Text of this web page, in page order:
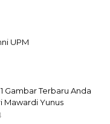
UPM
Gambar Terbaru Anda
Mawardi Yunus